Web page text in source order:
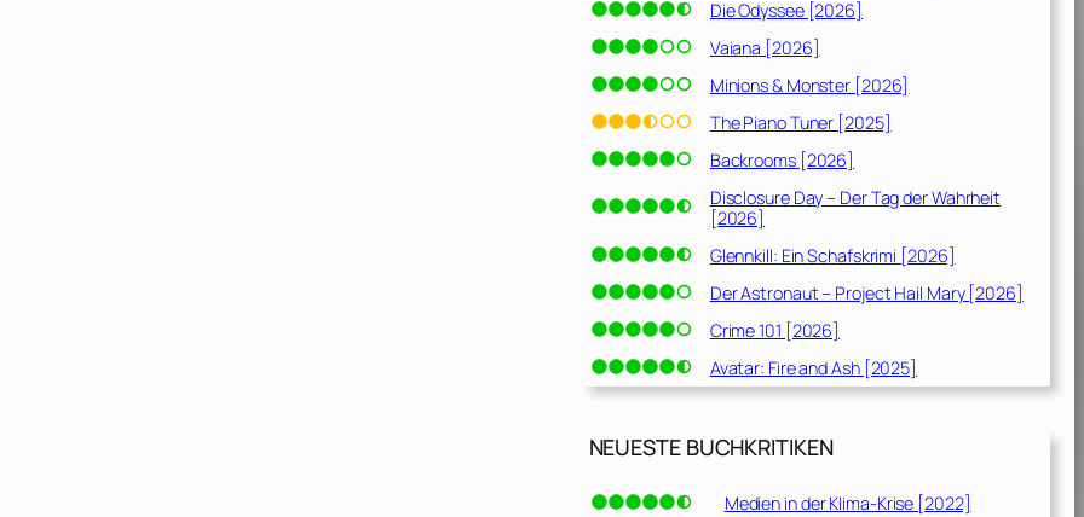
Die Odyssee [2026]
Vaiana [2026]
Minions & Monster [2026]
The Piano Tuner [2025]
Backrooms [2026]
Disclosure Day – Der Tag der Wahrheit
[2026]
Glennkill: Ein Schafskrimi [2026]
Der Astronaut – Project Hail Mary [2026]
Crime 101 [2026]
Avatar: Fire and Ash [2025]
NEUESTE BUCHKRITIKEN
Medien in der Klima-Krise [2022]